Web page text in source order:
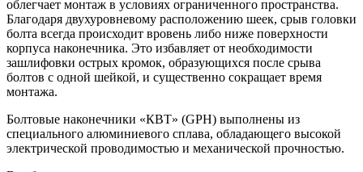
облегчает монтаж в условиях ограниченного пространства.
Благодаря двухуровневому расположению шеек, срыв головки
болта всегда происходит вровень либо ниже поверхности
корпуса наконечника. Это избавляет от необходимости
зашлифовки острых кромок, образующихся после срыва
болтов с одной шейкой, и существенно сокращает время
монтажа.
Болтовые наконечники «КВТ» (GPH) выполнены из
специального алюминиевого сплава, обладающего высокой
электрической проводимостью и механической прочностью.